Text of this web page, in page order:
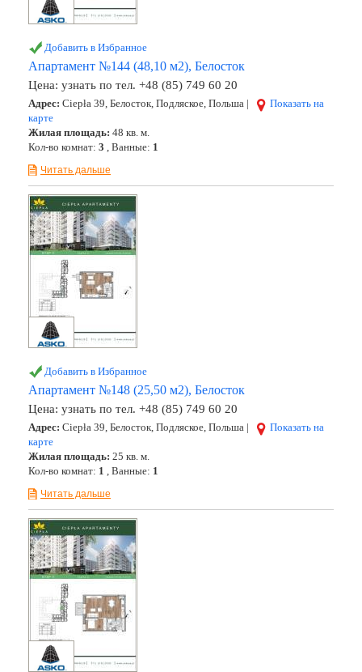
Добавить в Избранное
Апартамент №144 (48,10 м2), Белосток
Цена: узнать по тел. +48 (85) 749 60 20
Адрес: Ciepła 39, Белосток, Подляское, Польша |
Показать на
карте
Жилая площадь: 48 кв. м.
Кол-во комнат: 3 , Ванные: 1
Читать дальше
Добавить в Избранное
Апартамент №148 (25,50 м2), Белосток
Цена: узнать по тел. +48 (85) 749 60 20
Адрес: Ciepła 39, Белосток, Подляское, Польша |
Показать на
карте
Жилая площадь: 25 кв. м.
Кол-во комнат: 1 , Ванные: 1
Читать дальше